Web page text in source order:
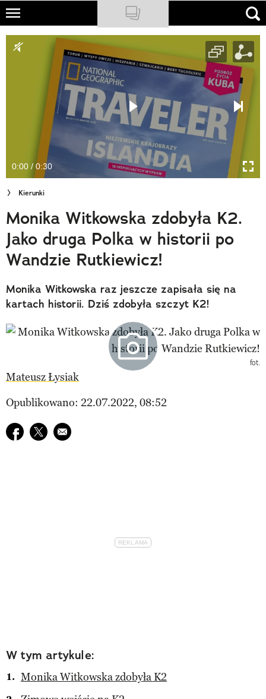
Skip
main
NATIONAL GEOGRAPHIC
TRAVELER
PODCASTY
Newsletter
Cuda Polski
Wielki Konkurs Fotograficzny
Trendbook Podróżniczy
Polecane
0:00 / 0:30
Kierunki
Monika Witkowska zdobyła K2.
Jako druga Polka w historii po
Wandzie Rutkiewicz!
Monika Witkowska raz jeszcze zapisała się na
kartach historii. Dziś zdobyła szczyt K2!
fot.
Mateusz Łysiak
Opublikowano: 22.07.2022, 08:52
Udostępnij na facebook
Udostępnij na twitter
E-mail do przyjaciela
W tym artykule:
Monika Witkowska zdobyła K2